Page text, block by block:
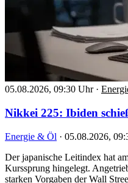
05.08.2026, 09:30 Uhr ·
Nikkei 225: Ibiden
Energie & Öl · 05.08.2026,
Der japanische Leitindex hat
Kurssprung hingelegt.
starken Vorgaben der Wall